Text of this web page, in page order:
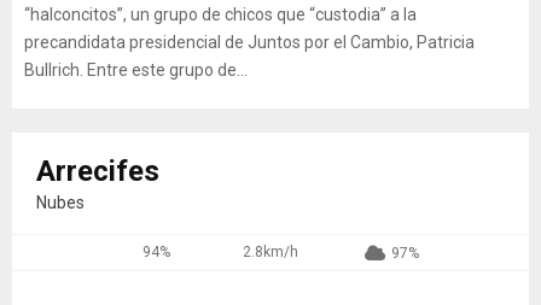
“halconcitos”, un grupo de chicos que “custodia” a la
precandidata presidencial de Juntos por el Cambio, Patricia
Bullrich. Entre este grupo de...
Arrecifes
Nubes
94% 2.8km/h 97%